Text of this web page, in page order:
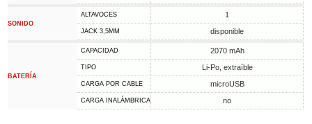
SONIDO
ALTAVOCES 1
JACK 3,5MM disponible
BATERÍA
CAPACIDAD 2070 mAh
TIPO Li-Po, extraíble
CARGA POR CABLE microUSB
CARGA INALÁMBRICA no